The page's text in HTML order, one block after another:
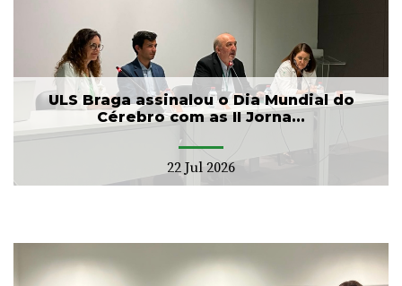
ULS Braga assinalou o Dia Mundial do
Cérebro com as II Jorna...
22 Jul 2026